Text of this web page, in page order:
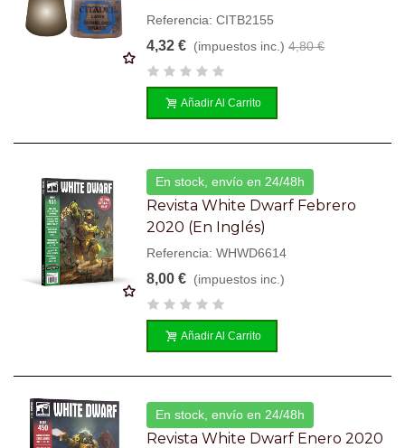
Referencia: CITB2155
4,32 € (impuestos inc.) 4,80 €
Añadir Al Carrito
En stock, envío en 24/48h
Revista White Dwarf Febrero
2020 (en Inglés)
Referencia: WHWD6614
8,00 € (impuestos inc.)
Añadir Al Carrito
En stock, envío en 24/48h
Revista White Dwarf Enero 2020